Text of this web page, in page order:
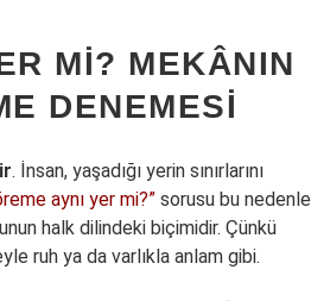
MI? MEKÂNIN
DENEMESI
. İnsan, yaşadığı yerin sınırlarını
aynı yer mi?” sorusu bu nedenle
halk dilindeki biçimidir. Çünkü
ruh ya da varlıkla anlam gibi.